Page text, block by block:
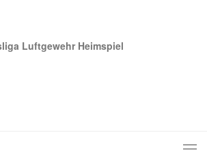
Luftgewehr Heimspiel